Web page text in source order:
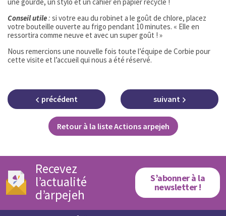
Conseil utile: si votre eau du robinet a le goût de chlore, placez
votre bouteille ouverte au frigo pendant 10 minutes. « Elle en
ressortira comme neuve et avec un super goût ! »
Nous remercions une nouvelle fois toute l’équipe de Corbie pour
cette visite et l’accueil qui nous a été réservé.
précédent
Retour à la liste Actions arpejeh
suivant
Recevez
l’actualité
d’arpejeh
S’abonner à la
newsletter !